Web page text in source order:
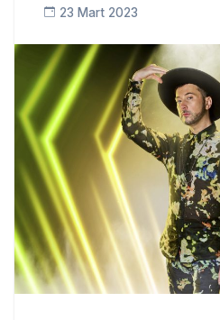
23 Mart 2023